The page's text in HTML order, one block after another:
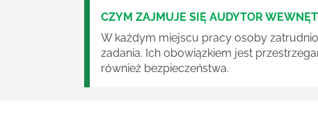
CZYM ZAJMUJE SIĘ AUDYTOR
W każdym miejscu pracy osoby
zadania. Ich obowiązkiem jest
również bezpieczeństwa.